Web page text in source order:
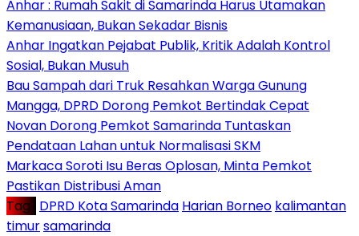
Anhar : Rumah Sakit di Samarinda Harus Utamakan
Kemanusiaan, Bukan Sekadar Bisnis
Anhar Ingatkan Pejabat Publik, Kritik Adalah Kontrol
Sosial, Bukan Musuh
Bau Sampah dari Truk Resahkan Warga Gunung
Mangga, DPRD Dorong Pemkot Bertindak Cepat
Novan Dorong Pemkot Samarinda Tuntaskan
Pendataan Lahan untuk Normalisasi SKM
Markaca Soroti Isu Beras Oplosan, Minta Pemkot
Pastikan Distribusi Aman
Tag : DPRD Kota Samarinda Harian Borneo kalimantan
timursamarinda